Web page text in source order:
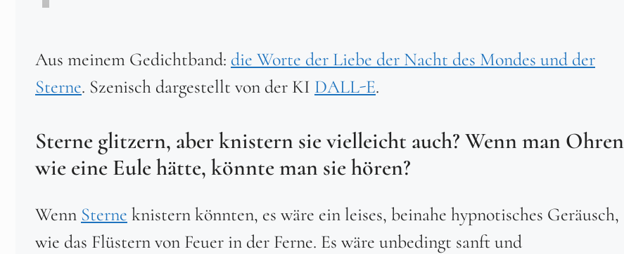
Aus meinem Gedichtband: die Worte der Liebe der Nacht des Mondes und der
Sterne. Szenisch dargestellt von der KI DALL-E.
Sterne glitzern, aber knistern sie vielleicht auch? Wenn man Ohren
wie eine Eule hätte, könnte man sie hören?
Wenn Sterne knistern könnten, es wäre ein leises, beinahe hypnotisches Geräusch,
wie das Flüstern von Feuer in der Ferne. Es wäre unbedingt sanft und